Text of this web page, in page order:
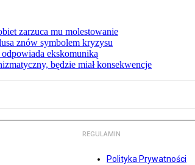
zarzuca mu molestowanie
znów symbolem kryzysu
ekskomuniką
będzie miał konsekwencje
REGULAMIN
Polityka Prywatności